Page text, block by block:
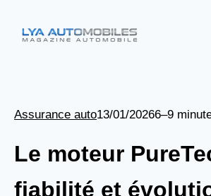
Assurance auto13/01/20266–9
Le moteur
fiabilité et